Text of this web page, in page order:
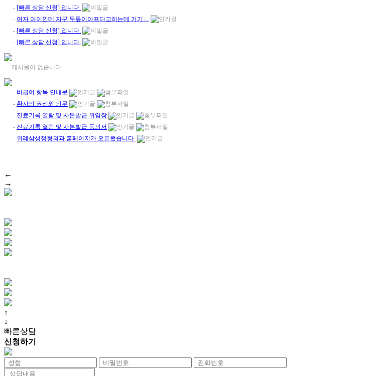
- [빠른 상담 신청] 입니다.
- 여자 아이인데 자꾸 무릎이아프다고하는데 거기…
- [빠른 상담 신청] 입니다.
- [빠른 상담 신청] 입니다.
게시물이 없습니다.
- 비급여 항목 안내문
- 환자의 권리와 의무
- 진료기록 열람 및 사본발급 위임장
- 진료기록 열람 및 사본발급 동의서
- 위례삼성정형외과 홈페이지가 오픈했습니다.
←
→
↑
↓
빠른상담
신청하기